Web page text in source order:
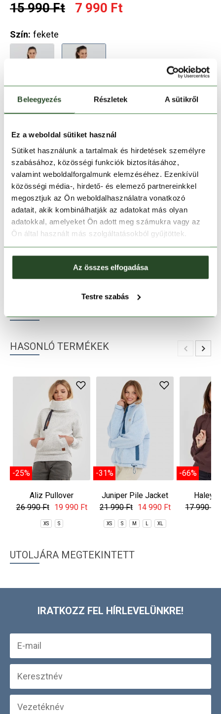
Beleegyezés Részletek A sütikről
Ez a weboldal sütiket használ
Sütiket használunk a tartalmak és hirdetések személyre
szabásához, közösségi funkciók biztosításához,
valamint weboldalforgalmunk elemzéséhez. Ezenkívül
közösségi média-, hirdető- és elemező partnereinkkel
megosztjuk az Ön weboldalhasználatra vonatkozó
adatait, akik kombinálhatják az adatokat más olyan
adatokkal, amelyeket Ön adott meg számukra vagy az
Ön által használt más szolgáltatásokból gyűjtöttek.
Az összes elfogadása
Testre szabás
15 990 Ft 7 990 Ft
Szín: fekete
L XL
Kosárba teszem
Melyik üzletben elérhető|Foglalás
30 napos visszaküldés
1-2 munkanapos szállítás
HASONLÓ TERMÉKEK
-25%
Aliz Pullover
26 990 Ft
19 990 Ft
XS S
-31%
Juniper Pile Jacket
21 990 Ft 14 990 Ft
XS S M XL
-66%
Haley
17 990 Ft
UTOLJÁRA MEGTEKINTETT
IRATKOZZ FEL HÍRLEVELÜNKRE!